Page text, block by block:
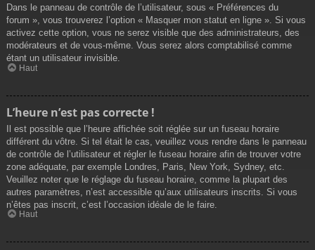
Dans le panneau de contrôle de l’utilisateur, sous « Préférences du
forum », vous trouverez l’option « Masquer mon statut en ligne ». Si vous
activez cette option, vous ne serez visible que des administrateurs, des
modérateurs et de vous-même. Vous serez alors comptabilisé comme
étant un utilisateur invisible.
Haut
L’heure n’est pas correcte !
Il est possible que l’heure affichée soit réglée sur un fuseau horaire
différent du vôtre. Si tel était le cas, veuillez vous rendre dans le panneau
de contrôle de l’utilisateur et régler le fuseau horaire afin de trouver votre
zone adéquate, par exemple Londres, Paris, New York, Sydney, etc.
Veuillez noter que le réglage du fuseau horaire, comme la plupart des
autres paramètres, n’est accessible qu’aux utilisateurs inscrits. Si vous
n’êtes pas inscrit, c’est l’occasion idéale de le faire.
Haut